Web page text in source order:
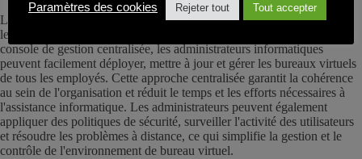
La gestion d'une main-d'œuvre distribuée peut s'avérer difficile, mais
les solutions de bureau virtuel simplifient le processus. Grâce à une
console de gestion centralisée, les administrateurs informatiques
peuvent facilement déployer, mettre à jour et gérer les bureaux virtuels
de tous les employés. Cette approche centralisée garantit la cohérence
au sein de l'organisation et réduit le temps et les efforts nécessaires à
l'assistance informatique. Les administrateurs peuvent également
appliquer des politiques de sécurité, surveiller l'activité des utilisateurs
et résoudre les problèmes à distance, ce qui simplifie la gestion et le
contrôle de l'environnement de bureau virtuel.
Paramètres des cookies Rejeter tout Tout accepter